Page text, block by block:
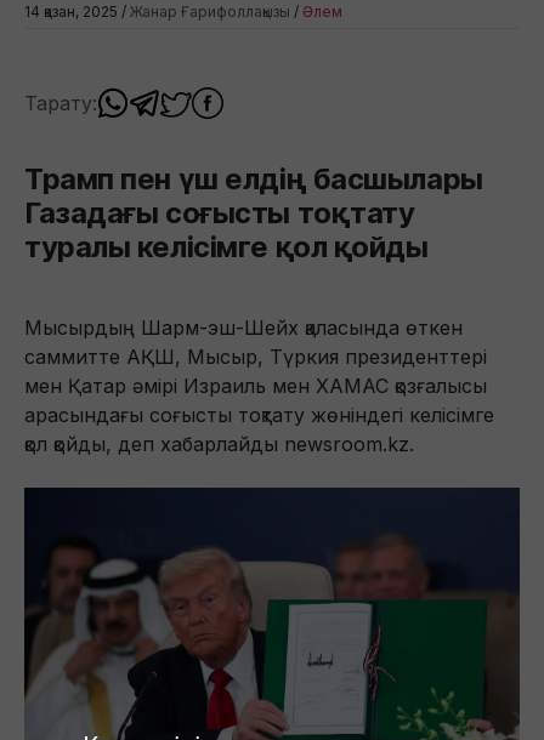
14 қазан, 2025 / Жанар Ғарифоллақызы / Әлем
Тарату:
Трамп пен үш елдің басшылары
Газадағы соғысты тоқтату
туралы келісімге қол қойды
Мысырдың Шарм-эш-Шейх қаласында өткен
саммитте АҚШ, Мысыр, Түркия президенттері
мен Қатар әмірі Израиль мен ХАМАС қозғалысы
арасындағы соғысты тоқтату жөніндегі келісімге
қол қойды, деп хабарлайды newsroom.kz.